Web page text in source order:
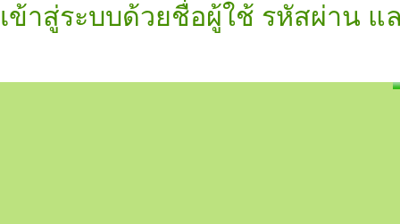
เข้าสู่ระบบด้วยชื่อผู้ใช้ รหัสผ่าน แ